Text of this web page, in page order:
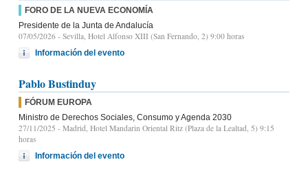
FORO DE LA NUEVA ECONOMÍA
Presidente de la Junta de Andalucía
07/05/2026 - Sevilla, Hotel Alfonso XIII (San Fernando, 2) 9:00 horas
Información del evento
Pablo Bustinduy
FÓRUM EUROPA
Ministro de Derechos Sociales, Consumo y Agenda 2030
27/11/2025 - Madrid, Hotel Mandarin Oriental Ritz (Plaza de la Lealtad, 5) 9:15
horas
Información del evento